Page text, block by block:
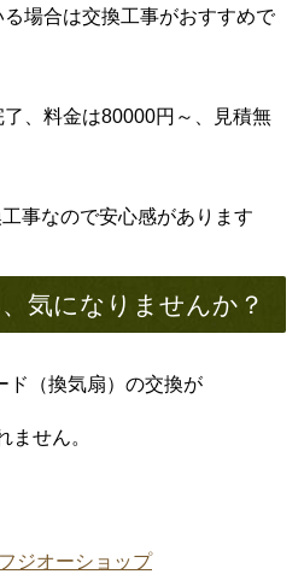
場合は交換工事がおすすめで
、料金は80000円～、見積無
事なので安心感があります
気になりませんか？
ド（換気扇）の交換が
ません。
フジオーショップ